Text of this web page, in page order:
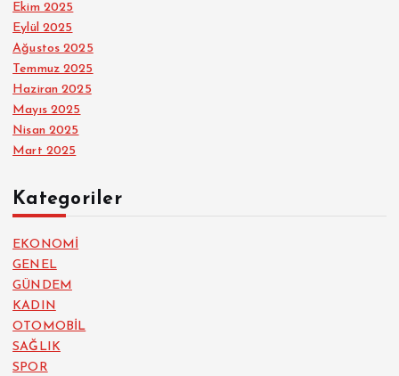
Ekim 2025
Eylül 2025
Ağustos 2025
Temmuz 2025
Haziran 2025
Mayıs 2025
Nisan 2025
Mart 2025
Kategoriler
EKONOMİ
GENEL
GÜNDEM
KADIN
OTOMOBİL
SAĞLIK
SPOR